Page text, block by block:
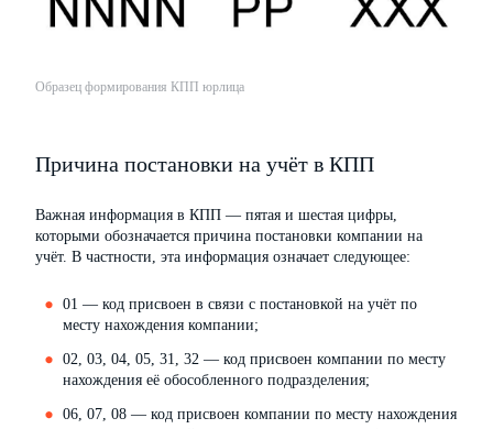
Образец формирования КПП юрлица
Причина постановки на учёт в КПП
Важная информация в КПП — пятая и шестая цифры,
которыми обозначается причина постановки компании на
учёт. В частности, эта информация означает следующее:
01 — код присвоен в связи с постановкой на учёт по
месту нахождения компании;
02, 03, 04, 05, 31, 32 — код присвоен компании по месту
нахождения её обособленного подразделения;
06, 07, 08 — код присвоен компании по месту нахождения